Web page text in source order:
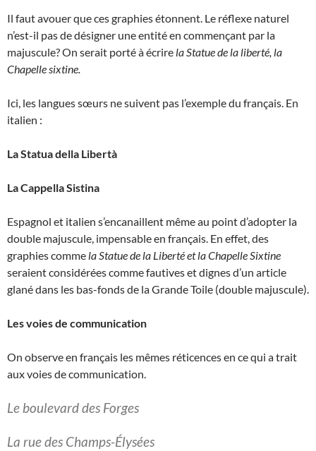
Il faut avouer que ces graphies étonnent. Le réflexe naturel
n’est-il pas de désigner une entité en commençant par la
majuscule? On serait porté à écrire la Statue de la liberté, la
Chapelle sixtine.
Ici, les langues sœurs ne suivent pas l’exemple du français. En
italien :
La Statua della Libertà
La Cappella Sistina
Espagnol et italien s’encanaillent même au point d’adopter la
double majuscule, impensable en français. En effet, des
graphies comme la Statue de la Liberté et la Chapelle Sixtine
seraient considérées comme fautives et dignes d’un article
glané dans les bas-fonds de la Grande Toile (double majuscule).
Les voies de communication
On observe en français les mêmes réticences en ce qui a trait
aux voies de communication.
Le boulevard des Forges
La rue des Champs-Élysées